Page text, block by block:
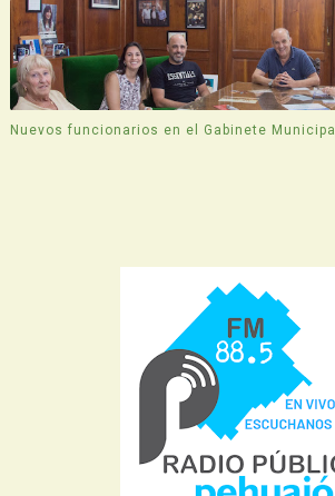
Nuevos funcionarios en el Gabinete Municipal